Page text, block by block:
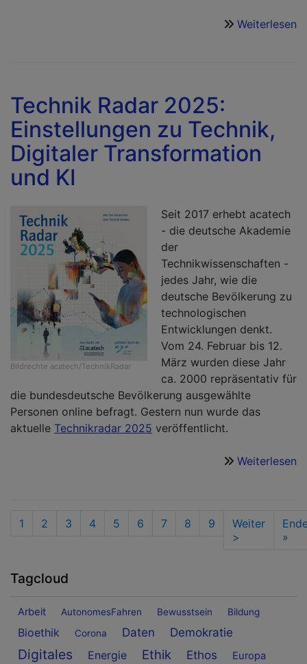
Weiterlesen
Technik Radar 2025:
Einstellungen zu Technik,
Digitaler Transformation
und KI
Bildrechte acatech/TechnikRadar
Seit 2017 erhebt acatech
- die deutsche Akademie
der
Technikwissenschaften -
jedes Jahr, wie die
deutsche Bevölkerung zu
technologischen
Entwicklungen denkt.
Vom 24. Februar bis 12.
März wurden diese Jahr
ca. 2000 repräsentativ für
die bundesdeutsche Bevölkerung ausgewählte
Personen online befragt. Gestern nun wurde das
aktuelle Technikradar 2025 veröffentlicht.
Weiterlesen
Seitennummerierung
Aktuelle
1 Seite
2 Seite
3 Seite
4 Seite
5 Seite
6 Seite
7 Seite
8 Seite
9
Nächste
Seite
Weiter
>
Last
»
Tagcloud
Arbeit AutonomesFahren Bewusstsein Bildung
Bioethik Corona Daten Demokratie
Digitales Energie Ethik Ethos Europa